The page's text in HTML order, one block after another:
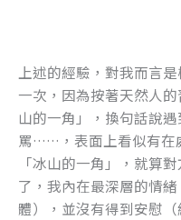
上述的經驗，對我而言
一次，因為按著天然人
山的一角」，換句話說
罵……，表面上看似有在
「冰山的一角」，就算
了，我內在最深層的情
體），並沒有得到安慰（